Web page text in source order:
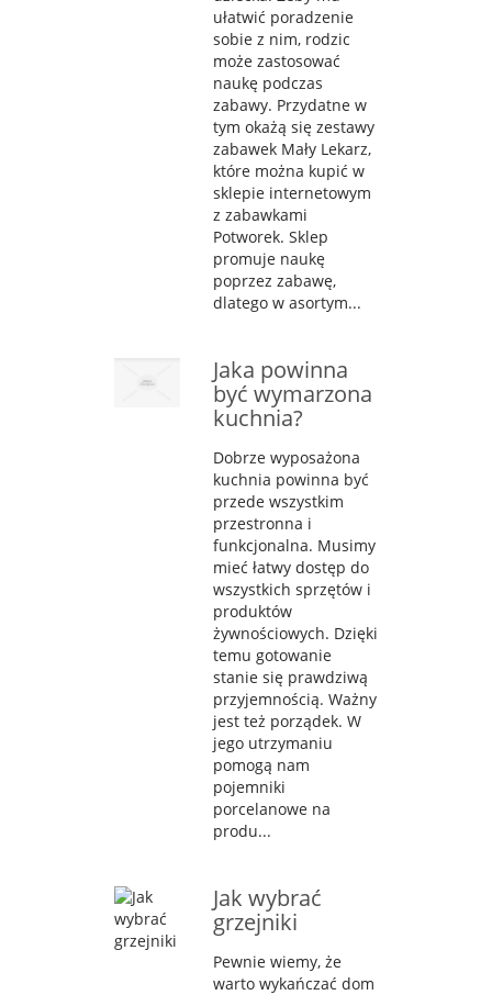
ułatwić poradzenie
sobie z nim, rodzic
może zastosować
naukę podczas
zabawy. Przydatne w
tym okażą się zestawy
zabawek Mały Lekarz,
które można kupić w
sklepie internetowym
z zabawkami
Potworek. Sklep
promuje naukę
poprzez zabawę,
dlatego w asortym...
Jaka powinna
być wymarzona
kuchnia?
Dobrze wyposażona
kuchnia powinna być
przede wszystkim
przestronna i
funkcjonalna. Musimy
mieć łatwy dostęp do
wszystkich sprzętów i
produktów
żywnościowych. Dzięki
temu gotowanie
stanie się prawdziwą
przyjemnością. Ważny
jest też porządek. W
jego utrzymaniu
pomogą nam
pojemniki
porcelanowe na
produ...
Jak wybrać
grzejniki
Pewnie wiemy, że
warto wykańczać dom